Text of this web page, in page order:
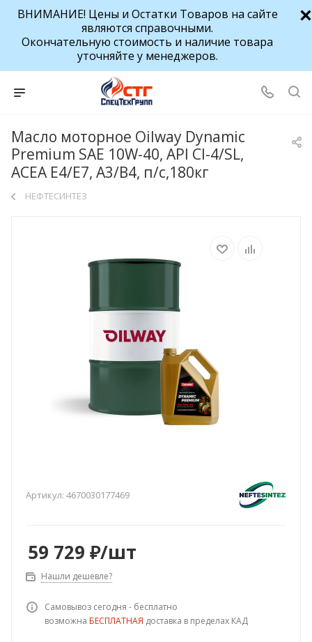
ВНИМАНИЕ! Цены и Остатки Товаров на сайте
являются справочными.
Окончательную стоимость и наличие товара
уточняйте у менеджеров.
Масло моторное Oilway Dynamic
Premium SAE 10W-40, API CI-4/SL,
ACEA E4/E7, A3/B4, п/с,180кг
НЕФТЕСИНТЕЗ
Артикул: 4670030177469
59 729 ₽/шт
Нашли дешевле?
Самовывоз сегодня - бесплатно
возможна БЕСПЛАТНАЯ доставка в пределах КАД